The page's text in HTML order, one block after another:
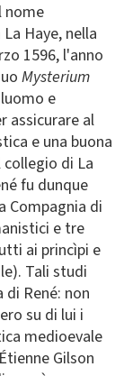
nome
Haye, nella
1596, l'anno
Mysterium
e
assicurare al
e una buona
di La
fu dunque
Compagnia di
e tre
ai princìpi e
Tali studi
René: non
su di lui i
medioevale
Gilson